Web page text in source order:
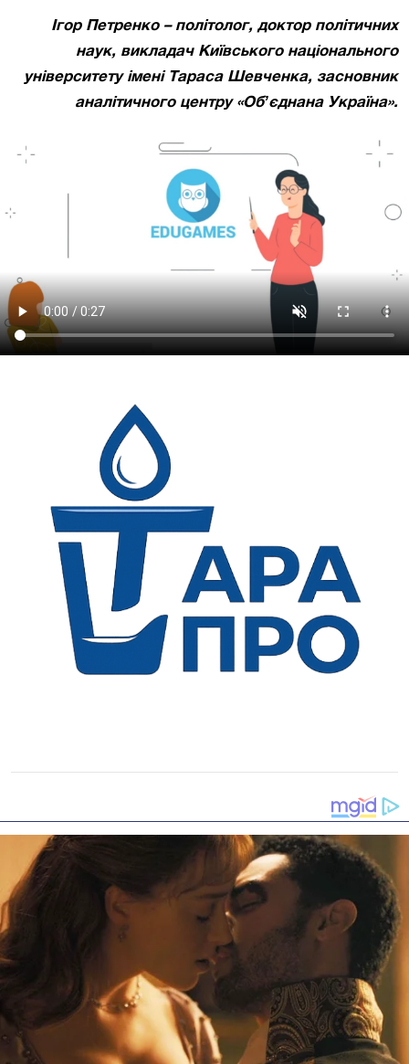
Ігор Петренко – політолог, доктор політичних
наук, викладач Київського національного
університету імені Тараса Шевченка, засновник
аналітичного центру «Обʼєднана Україна».